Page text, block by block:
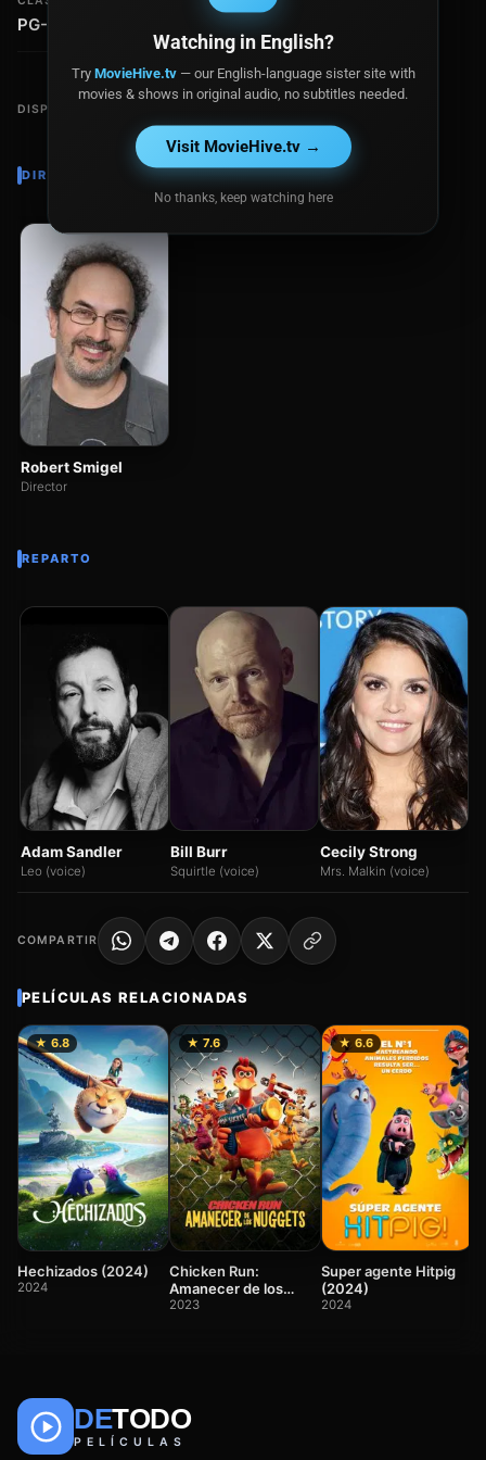
PG-13
DISPONIBLE EN
DIRECTOR
Robert Smigel
Director
REPARTO
Adam Sandler
Leo (voice)
Bill Burr
Squirtle (voice)
Cecily Strong
Mrs. Malkin (voice)
COMPARTIR
PELÍCULAS RELACIONADAS
★ 6.8
Hechizados (2024)
2024
★ 7.6
Chicken Run:
Amanecer de los
nuggets (2023)
2023
★ 6.6
Super agente Hitpig
(2024)
2024
DETODO
PELÍCULAS
Watching in English?
Try MovieHive.tv— our English-language sister site with
movies & shows in original audio, no subtitles needed.
Visit MovieHive.tv →
No thanks, keep watching here
🎬
Películas